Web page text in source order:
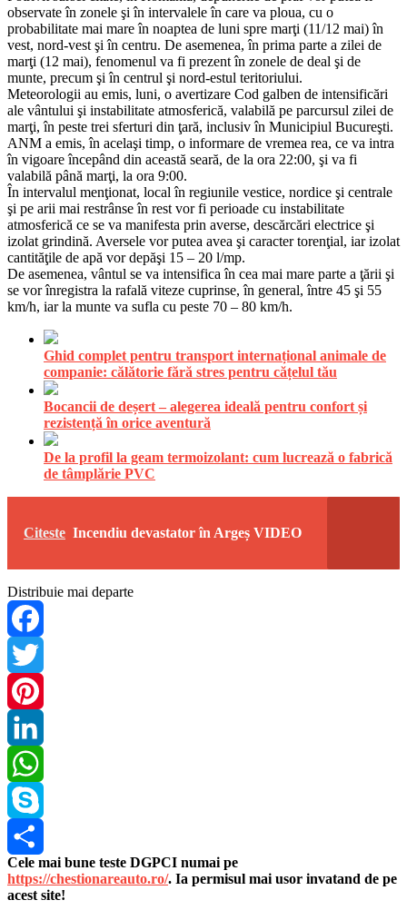
observate în zonele şi în intervalele în care va ploua, cu o
probabilitate mai mare în noaptea de luni spre marţi (11/12 mai) în
vest, nord-vest şi în centru. De asemenea, în prima parte a zilei de
marţi (12 mai), fenomenul va fi prezent în zonele de deal şi de
munte, precum şi în centrul şi nord-estul teritoriului.
Meteorologii au emis, luni, o avertizare Cod galben de intensificări
ale vântului şi instabilitate atmosferică, valabilă pe parcursul zilei de
marţi, în peste trei sferturi din ţară, inclusiv în Municipiul Bucureşti.
ANM a emis, în acelaşi timp, o informare de vremea rea, ce va intra
în vigoare începând din această seară, de la ora 22:00, şi va fi
valabilă până marţi, la ora 9:00.
În intervalul menţionat, local în regiunile vestice, nordice şi centrale
şi pe arii mai restrânse în rest vor fi perioade cu instabilitate
atmosferică ce se va manifesta prin averse, descărcări electrice şi
izolat grindină. Aversele vor putea avea şi caracter torenţial, iar izolat
cantităţile de apă vor depăşi 15 – 20 l/mp.
De asemenea, vântul se va intensifica în cea mai mare parte a ţării şi
se vor înregistra la rafală viteze cuprinse, în general, între 45 şi 55
km/h, iar la munte va sufla cu peste 70 – 80 km/h.
Ghid complet pentru transport internațional animale de
companie: călătorie fără stres pentru cățelul tău
Bocancii de deșert – alegerea ideală pentru confort și
rezistență în orice aventură
De la profil la geam termoizolant: cum lucrează o fabrică
de tâmplărie PVC
Citeste Incendiu devastator în Argeș VIDEO
Distribuie mai departe
Facebook
Twitter
Pinterest
LinkedIn
WhatsApp
Skype
Share
Cele mai bune teste DGPCI numai pe
https://chestionareauto.ro/. Ia permisul mai usor invatand de pe
acest site!